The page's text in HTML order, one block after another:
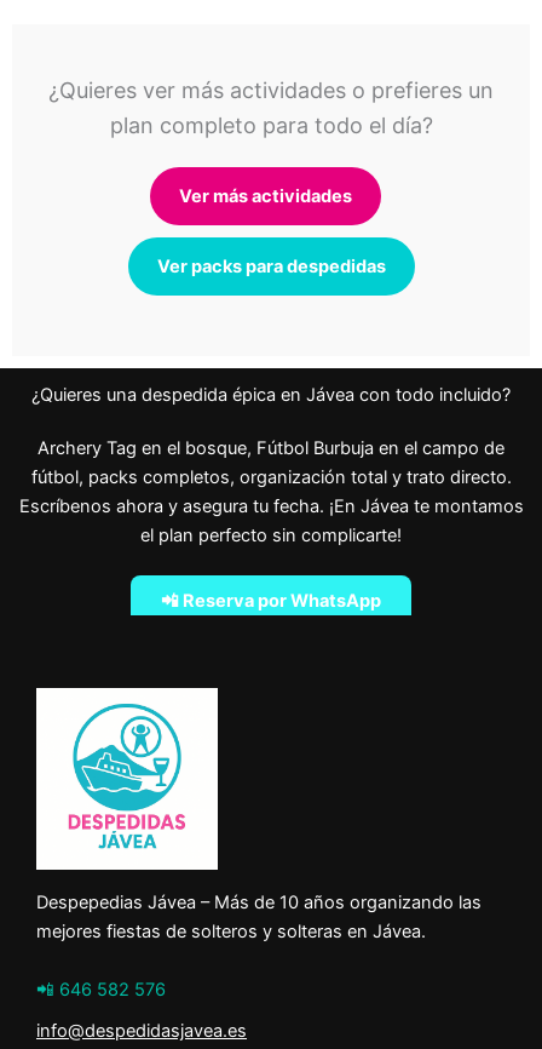
¿Quieres ver más actividades o prefieres un
plan completo para todo el día?
Ver más actividades
Ver packs para despedidas
¿Quieres una despedida épica en Jávea con todo incluido?
Archery Tag en el bosque, Fútbol Burbuja en el campo de
fútbol, packs completos, organización total y trato directo.
Escríbenos ahora y asegura tu fecha. ¡En Jávea te montamos
el plan perfecto sin complicarte!
📲 Reserva por WhatsApp
Despepedias Jávea – Más de 10 años organizando las
mejores fiestas de solteros y solteras en Jávea.
📲 646 582 576
info@despedidasjavea.es